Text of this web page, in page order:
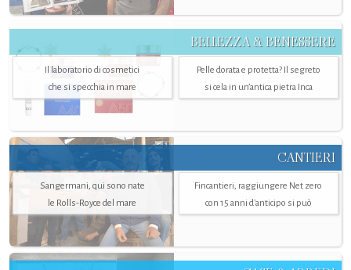
BELLEZZA & BENESSERE
Il laboratorio di cosmetici
che si specchia in mare
Pelle dorata e protetta? Il segreto
si cela in un’antica pietra Inca
CANTIERI
Sangermani, qui sono nate
le Rolls-Royce del mare
Fincantieri, raggiungere Net zero
con 15 anni d'anticipo si può